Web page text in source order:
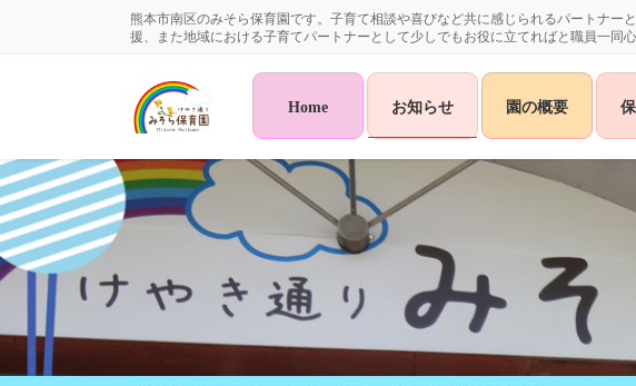
移
動
ン
に
移
動
熊本市南区のみそら保育園です。子育て相談や喜びなど共に感じられるパートナ
援、また地域における子育てパートナーとして少しでもお役に立てればと職員一同
Home お知らせ 園の概要